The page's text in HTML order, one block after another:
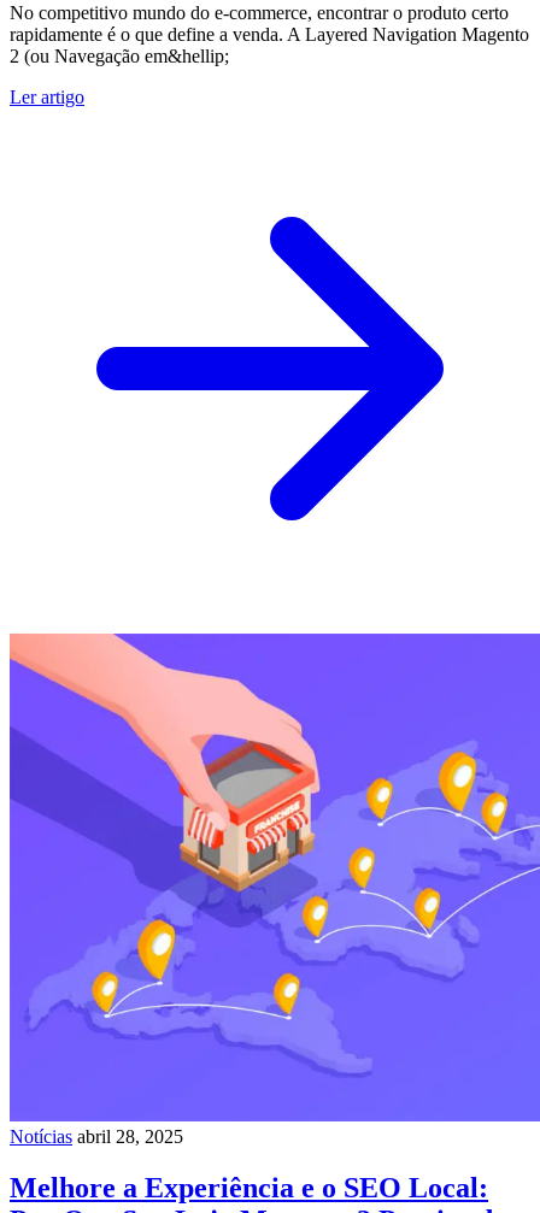
No competitivo mundo do e-commerce, encontrar o produto certo
rapidamente é o que define a venda. A Layered Navigation Magento
2 (ou Navegação em&hellip;
Ler artigo
Notícias abril 28, 2025
Melhore a Experiência e o SEO Local: